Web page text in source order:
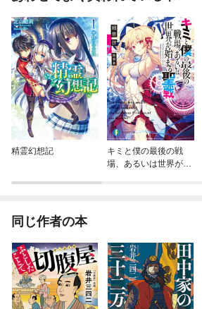
精霊幻想記
キミと僕の最後の戦
場、あるいは世界が始
同じ作者の本